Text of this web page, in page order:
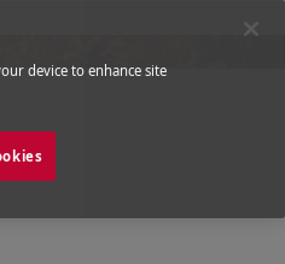
device to enhance site